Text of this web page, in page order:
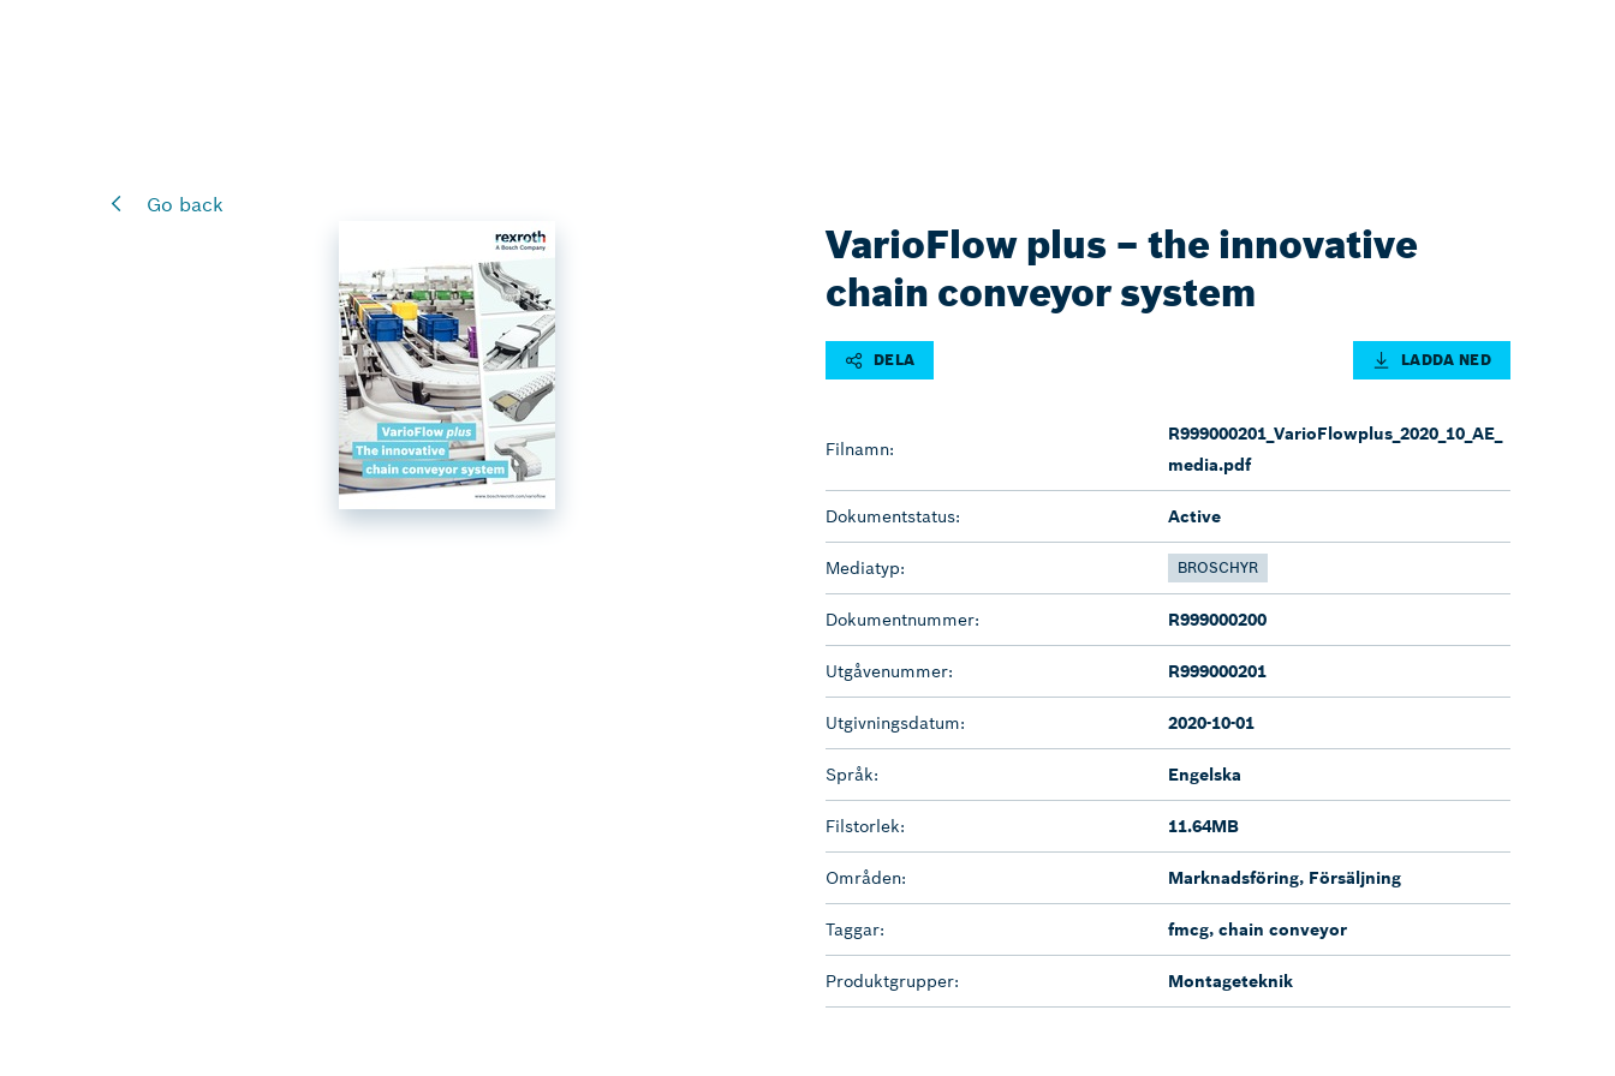
Go back
VarioFlow plus – the innovative
chain conveyor system
DELA LADDA NED
Filnamn:
R999000201_VarioFlowplus_2020_10_AE_
media.pdf
Dokumentstatus: Active
Mediatyp: BROSCHYR
Dokumentnummer: R999000200
Utgåvenummer: R999000201
Utgivningsdatum: 2020-10-01
Språk: Engelska
Filstorlek: 11.64MB
Områden: Marknadsföring, Försäljning
Taggar: fmcg, chain conveyor
Produktgrupper: Montageteknik